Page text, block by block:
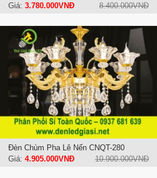
Giá: 3.780.000VNĐ 8.400.000VNĐ
Đèn Chùm Pha Lê Nến CNQT-280
Giá: 4.905.000VNĐ 10.900.000VNĐ